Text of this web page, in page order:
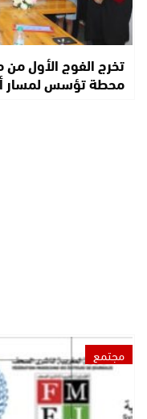
تخرج الفوج الأول من
محطة تؤسس لمسار
مجتمع